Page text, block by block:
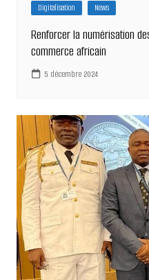
Digitalisation News
Renforcer la numérisation
commerce africain
5 décembre 2024